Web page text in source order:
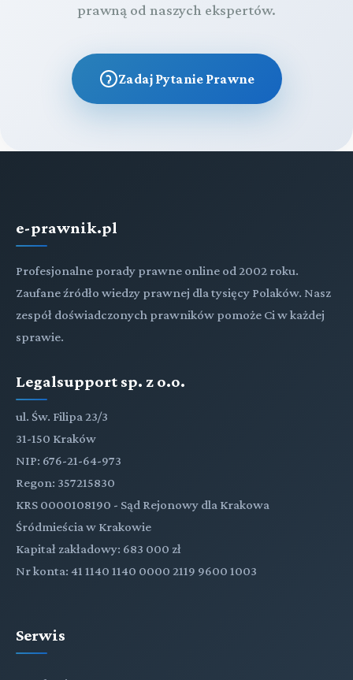
prawną od naszych ekspertów.
Zadaj Pytanie Prawne
e-prawnik.pl
Profesjonalne porady prawne online od 2002 roku.
Zaufane źródło wiedzy prawnej dla tysięcy Polaków. Nasz
zespół doświadczonych prawników pomoże Ci w każdej
sprawie.
Legalsupport sp. z o.o.
ul. Św. Filipa 23/3
31-150 Kraków
NIP: 676-21-64-973
Regon: 357215830
KRS 0000108190 - Sąd Rejonowy dla Krakowa
Śródmieścia w Krakowie
Kapitał zakładowy: 683 000 zł
Nr konta: 41 1140 1140 0000 2119 9600 1003
Serwis